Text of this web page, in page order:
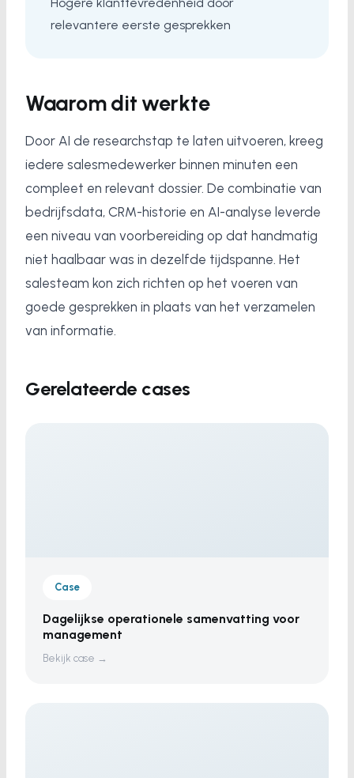
relevantere eerste gesprekken
Waarom dit werkte
Door AI de researchstap te laten uitvoeren, kreeg
iedere salesmedewerker binnen minuten een
compleet en relevant dossier. De combinatie van
bedrijfsdata, CRM-historie en AI-analyse leverde
een niveau van voorbereiding op dat handmatig
niet haalbaar was in dezelfde tijdspanne. Het
salesteam kon zich richten op het voeren van
goede gesprekken in plaats van het verzamelen
van informatie.
Gerelateerde cases
Case
Dagelijkse operationele samenvatting voor
management
Bekijk case →